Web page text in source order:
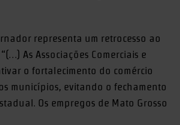
representa um retrocesso ao
As Associações Comerciais e
o fortalecimento do comércio
municípios, evitando o fechamento
Os empregos de Mato Grosso